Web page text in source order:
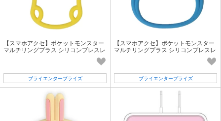
【スマホアクセ】ポケットモンスター
マルチリングプラス シリコンブレスレ
ブライエンタープライズ
【スマホアクセ】ポケットモンスター
マルチリングプラス シリコンブレスレ
ブライエンタープライズ